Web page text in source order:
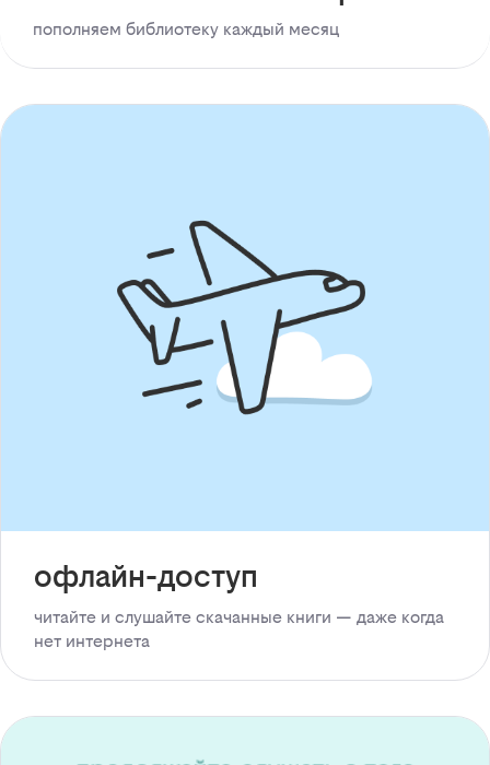
пополняем библиотеку каждый месяц
офлайн-доступ
читайте и слушайте скачанные книги — даже когда
нет интернета